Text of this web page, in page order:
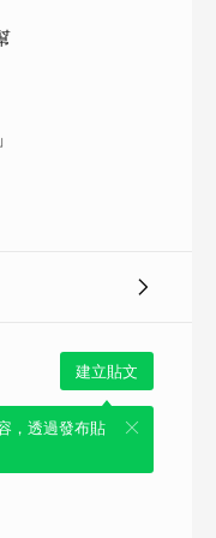
建立貼文
，透過發布貼